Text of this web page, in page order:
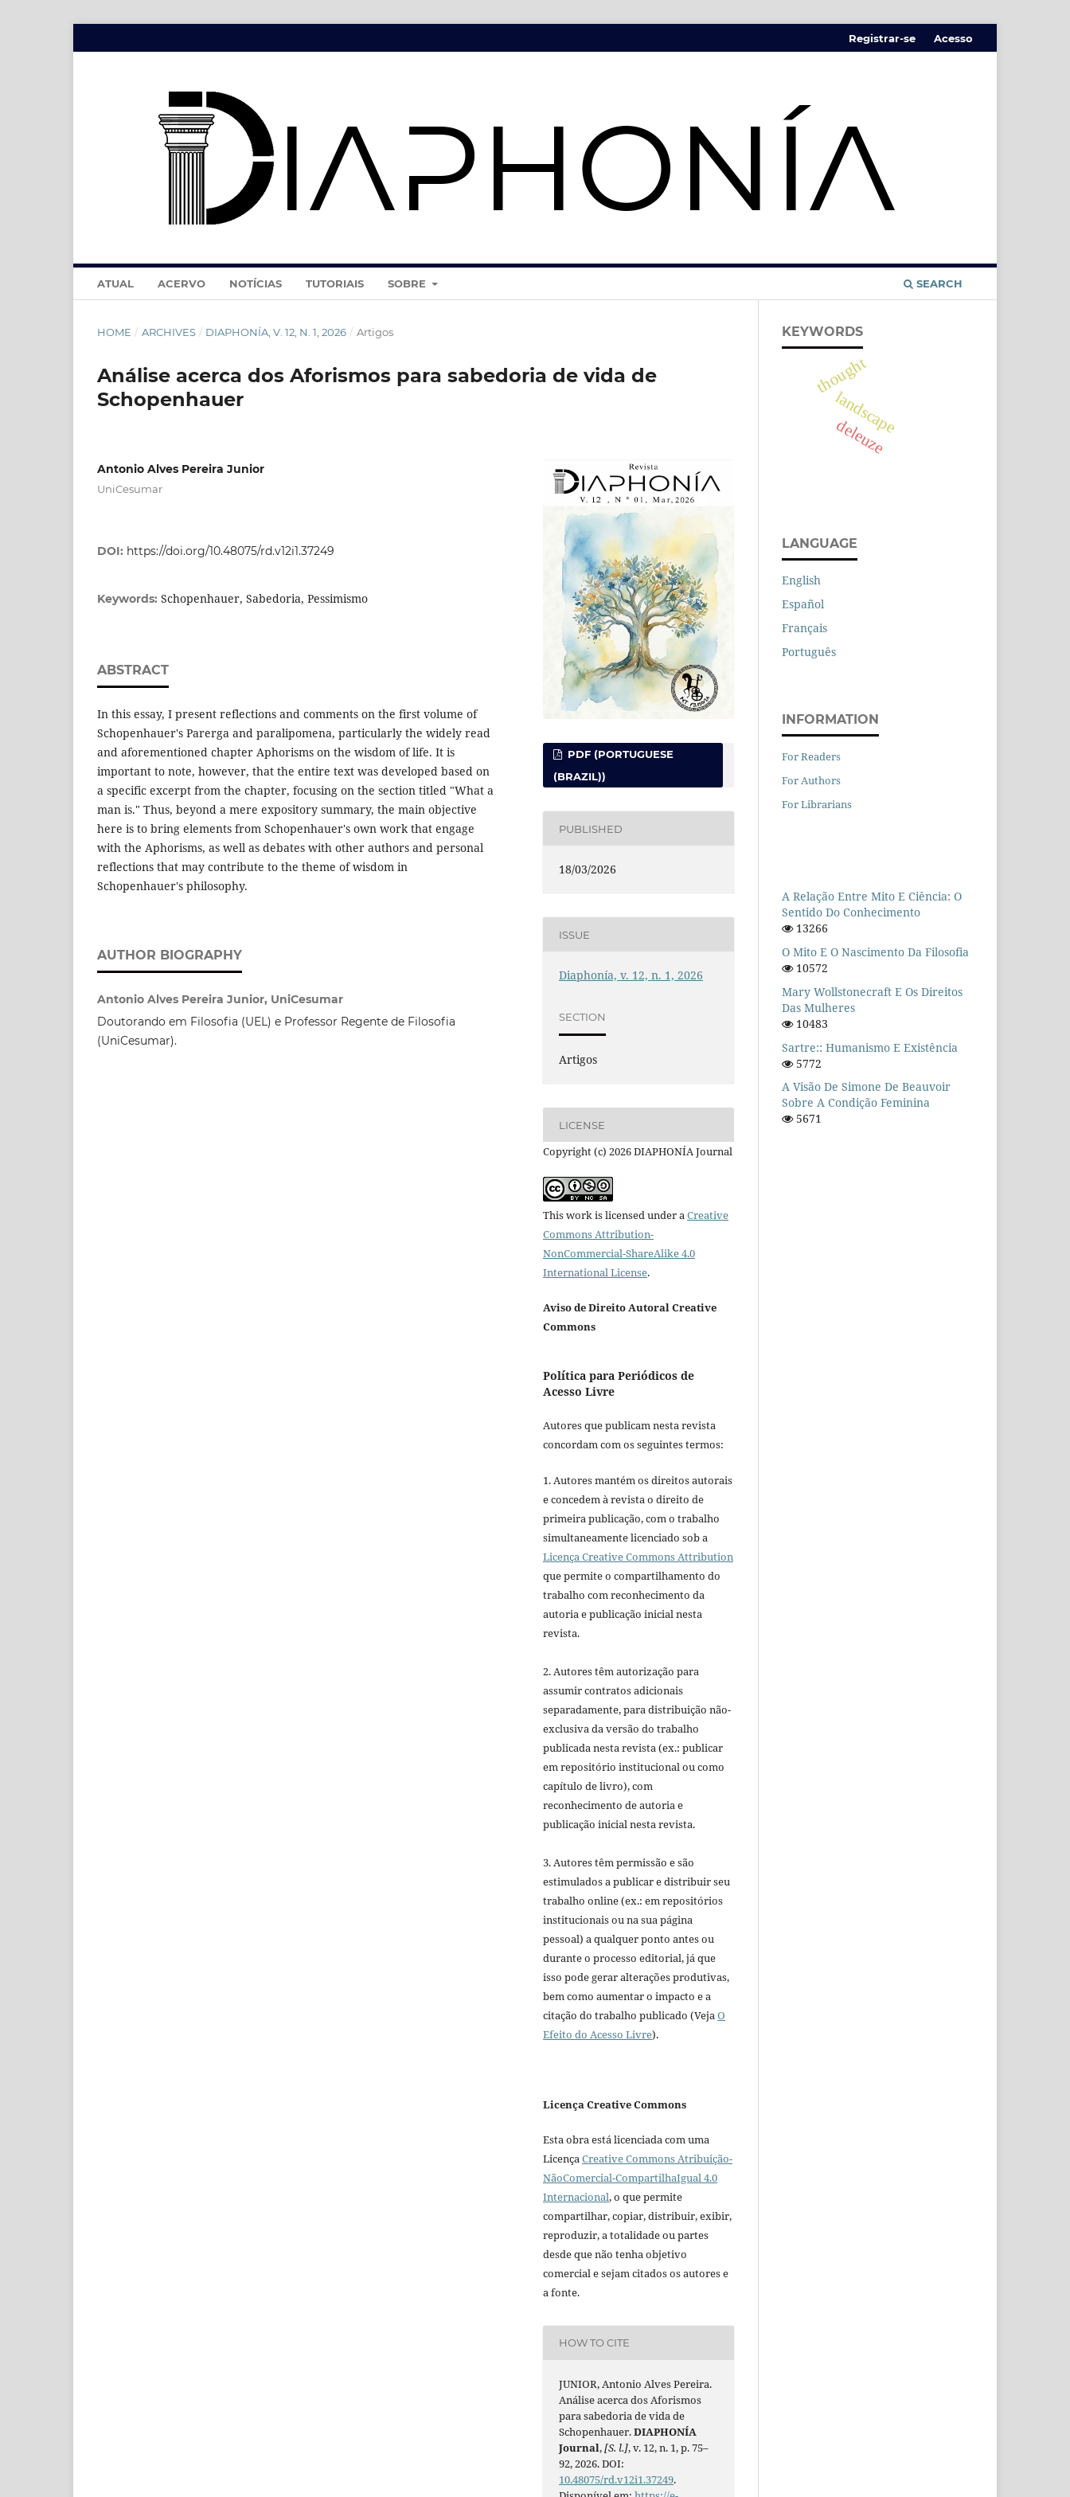
ATUAL ACERVO NOTÍCIAS TUTORIAIS SOBRE SEARCH
Registrar-se Acesso
HOME / ARCHIVES / DIAPHONÍA, V. 12, N. 1, 2026 / Artigos
Análise acerca dos Aforismos para sabedoria de vida de
Schopenhauer
Antonio Alves Pereira Junior
UniCesumar
DOI: https://doi.org/10.48075/rd.v12i1.37249
Keywords: Schopenhauer, Sabedoria, Pessimismo
ABSTRACT
In this essay, I present reflections and comments on the first volume of
Schopenhauer's Parerga and paralipomena, particularly the widely read
and aforementioned chapter Aphorisms on the wisdom of life. It is
important to note, however, that the entire text was developed based on
a specific excerpt from the chapter, focusing on the section titled "What a
man is." Thus, beyond a mere expository summary, the main objective
here is to bring elements from Schopenhauer's own work that engage
with the Aphorisms, as well as debates with other authors and personal
reflections that may contribute to the theme of wisdom in
Schopenhauer's philosophy.
AUTHOR BIOGRAPHY
Antonio Alves Pereira Junior, UniCesumar
Doutorando em Filosofia (UEL) e Professor Regente de Filosofia
(UniCesumar).
PDF (PORTUGUESE
(BRAZIL))
PUBLISHED
18/03/2026
ISSUE
Diaphonía, v. 12, n. 1, 2026
SECTION
Artigos
LICENSE
Copyright (c) 2026 DIAPHONÍA Journal
This work is licensed under aCreative
Commons Attribution-
NonCommercial-ShareAlike 4.0
International License.
Aviso de Direito Autoral Creative
Commons
Política para Periódicos de
Acesso Livre
Autores que publicam nesta revista
concordam com os seguintes termos:
1. Autores mantém os direitos autorais
e concedem à revista o direito de
primeira publicação, com o trabalho
simultaneamente licenciado sob a
Licença Creative Commons Attribution
que permite o compartilhamento do
trabalho com reconhecimento da
autoria e publicação inicial nesta
revista.
2. Autores têm autorização para
assumir contratos adicionais
separadamente, para distribuição não-
exclusiva da versão do trabalho
publicada nesta revista (ex.: publicar
em repositório institucional ou como
capítulo de livro), com
reconhecimento de autoria e
publicação inicial nesta revista.
3. Autores têm permissão e são
estimulados a publicar e distribuir seu
trabalho online (ex.: em repositórios
institucionais ou na sua página
pessoal) a qualquer ponto antes ou
durante o processo editorial, já que
isso pode gerar alterações produtivas,
bem como aumentar o impacto e a
citação do trabalho publicado (Veja O
Efeito do Acesso Livre).
Licença Creative Commons
Esta obra está licenciada com uma
Licença Creative Commons Atribuição-
NãoComercial-CompartilhaIgual 4.0
Internacional, o que permite
compartilhar, copiar, distribuir, exibir,
reproduzir, a totalidade ou partes
desde que não tenha objetivo
comercial e sejam citados os autores e
a fonte.
HOW TO CITE
JUNIOR, Antonio Alves Pereira.
Análise acerca dos Aforismos
para sabedoria de vida de
Schopenhauer.DIAPHONÍA
Journal,[S. l.], v. 12, n. 1, p. 75–
92, 2026. DOI:
10.48075/rd.v12i1.37249.
KEYWORDS
deleuze
landscape
thought
LANGUAGE
English
Español
Français
Português
INFORMATION
For Readers
For Authors
For Librarians
A Relação Entre Mito E Ciência: O
Sentido Do Conhecimento
13266
O Mito E O Nascimento Da Filosofia
10572
Mary Wollstonecraft E Os Direitos
Das Mulheres
10483
Sartre:: Humanismo E Existência
5772
A Visão De Simone De Beauvoir
Sobre A Condição Feminina
5671